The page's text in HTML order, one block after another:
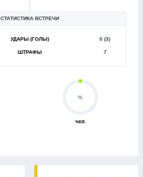
СТАТИСТИКА ВСТРЕЧИ
УДАРЫ (ГОЛЫ) 0 (3)
ШТРАФЫ 7
%
%БВ